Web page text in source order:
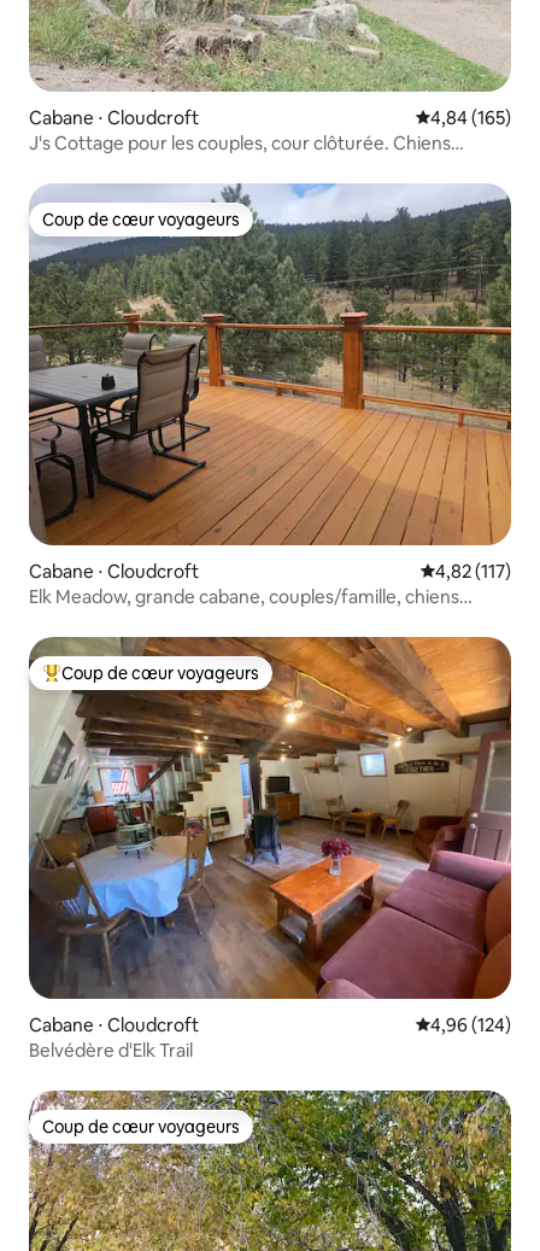
Cabane ⋅ Cloudcroft Évaluation
4,84 (165)
J's Cottage pour les couples, cour clôturée. Chiens
Coup de cœur voyageurs
Coup de cœur voyageurs
Cabane ⋅ Cloudcroft Évaluation
4,82 (117)
Elk Meadow, grande cabane, couples/famille, chiens
Coups de cœur voyageurs les plus appréciés
Coup de cœur voyageurs
Cabane ⋅ Cloudcroft Évaluation
4,96 (124)
Belvédère d'Elk Trail
Coup de cœur voyageurs
Coup de cœur voyageurs